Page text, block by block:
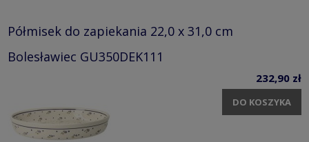
Półmisek do zapiekania 22,0 x 31,0 cm
Bolesławiec GU350DEK111
232,90 zł
DO KOSZYKA